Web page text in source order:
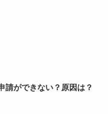
請ができない？原因は？